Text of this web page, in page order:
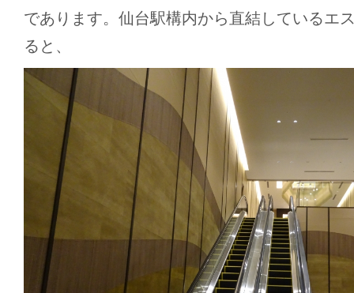
であります。仙台駅構内から直結しているエ
ると、